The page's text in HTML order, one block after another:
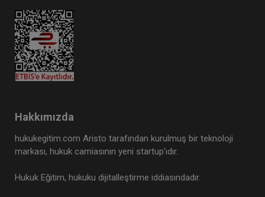
Hakkımızda
hukukegitim.com Aristo tarafından kurulmuş bir teknoloji
markası, hukuk camiasının yeni startup’ıdır.
Hukuk Eğitim, hukuku dijitalleştirme iddiasındadır.